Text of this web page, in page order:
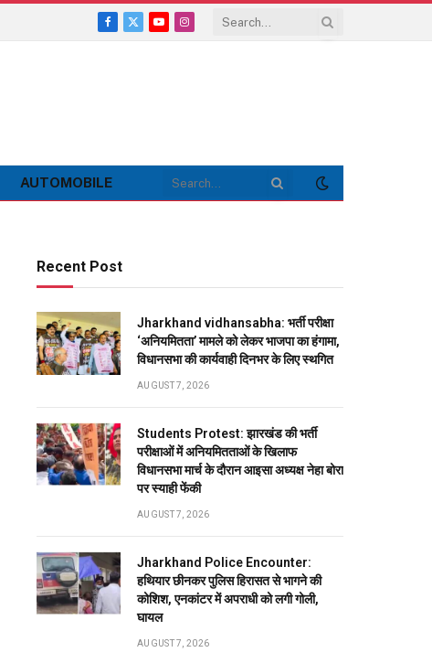
Facebook
X
YouTubeInstagram
AUTOMOBILE
Recent Post
Jharkhand vidhansabha: भर्ती परीक्षा
‘अनियमितता’ मामले को लेकर भाजपा का हंगामा,
विधानसभा की कार्यवाही दिनभर के लिए स्थगित
AUGUST 7, 2026
Students Protest: झारखंड की भर्ती
परीक्षाओं में अनियमितताओं के खिलाफ
विधानसभा मार्च के दौरान आइसा अध्यक्ष नेहा बोरा
पर स्याही फेंकी
AUGUST 7, 2026
Jharkhand Police Encounter:
हथियार छीनकर पुलिस हिरासत से भागने की
कोशिश, एनकांटर में अपराधी को लगी गोली,
घायल
AUGUST 7, 2026